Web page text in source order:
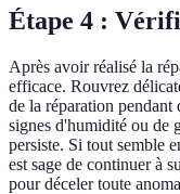
Étape 4 :
Après avoir réalisé la
efficace. Rouvrez
de la réparation
signes d'humidité ou de
persiste. Si tout semble
est sage de continuer à
pour déceler toute